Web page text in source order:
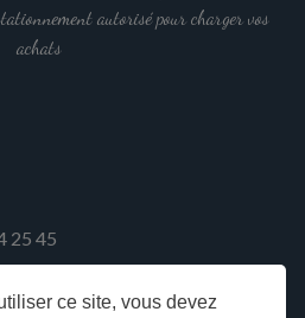
ce site, vous devez
autorisé pour charger vos
achats
25 45